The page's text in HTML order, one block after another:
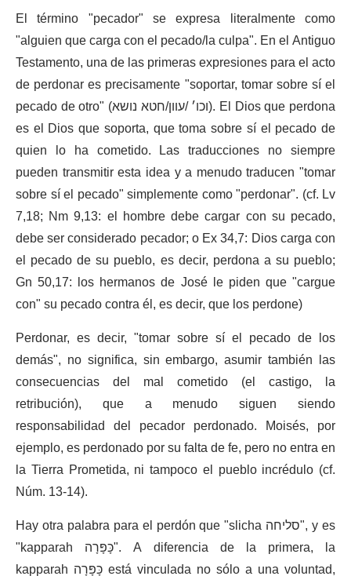
El término "pecador" se expresa literalmente como
"alguien que carga con el pecado/la culpa". En el Antiguo
Testamento, una de las primeras expresiones para el acto
de perdonar es precisamente "soportar, tomar sobre sí el
pecado de otro" (נושאחטא/עוון/וכו׳). El Dios que perdona
es el Dios que soporta, que toma sobre sí el pecado de
quien lo ha cometido. Las traducciones no siempre
pueden transmitir esta idea y a menudo traducen "tomar
sobre sí el pecado" simplemente como "perdonar". (cf. Lv
7,18; Nm 9,13: el hombre debe cargar con su pecado,
debe ser considerado pecador; o Ex 34,7: Dios carga con
el pecado de su pueblo, es decir, perdona a su pueblo;
Gn 50,17: los hermanos de José le piden que "cargue
con" su pecado contra él, es decir, que los perdone)
Perdonar, es decir, "tomar sobre sí el pecado de los
demás", no significa, sin embargo, asumir también las
consecuencias del mal cometido (el castigo, la
retribución), que a menudo siguen siendo
responsabilidad del pecador perdonado. Moisés, por
ejemplo, es perdonado por su falta de fe, pero no entra en
la Tierra Prometida, ni tampoco el pueblo incrédulo (cf.
Núm. 13-14).
Hay otra palabra para el perdón que "slichaסליחה", y es
"kapparah כָּפָּרָה". A diferencia de la primera, la
kapparah כָּפָּרָה está vinculada no sólo a una voluntad,